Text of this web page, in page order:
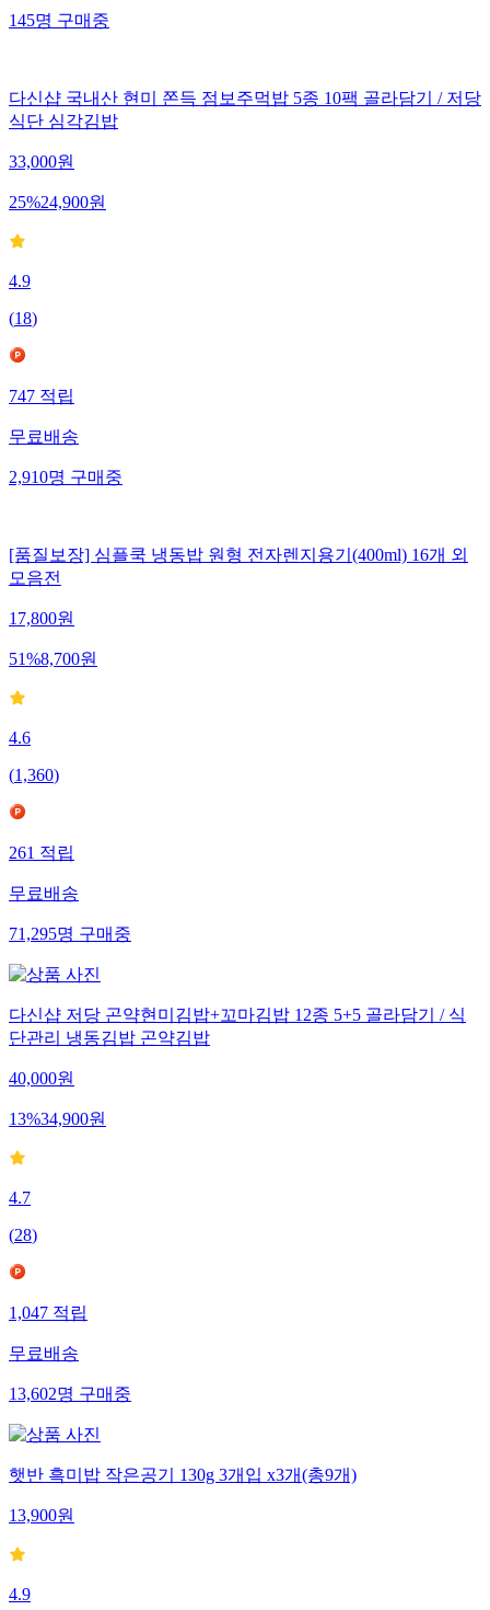
145명 구매중
다신샵 국내산 현미 쫀득 점보주먹밥 5종 10팩 골라담기 / 저당
식단 심각김밥
33,000원
25%24,900원
4.9
(18)
747 적립
무료배송
2,910명 구매중
[품질보장] 심플쿡 냉동밥 원형 전자렌지용기(400ml) 16개 외
모음전
17,800원
51%8,700원
4.6
(1,360)
261적립
무료배송
71,295명구매중
다신샵 저당 곤약현미김밥+꼬마김밥 12종 5+5 골라담기 / 식
단관리 냉동김밥 곤약김밥
40,000원
13%34,900원
4.7
(28)
1,047적립
무료배송
13,602명구매중
햇반 흑미밥 작은공기 130g 3개입 x3개(총9개)
13,900원
4.9